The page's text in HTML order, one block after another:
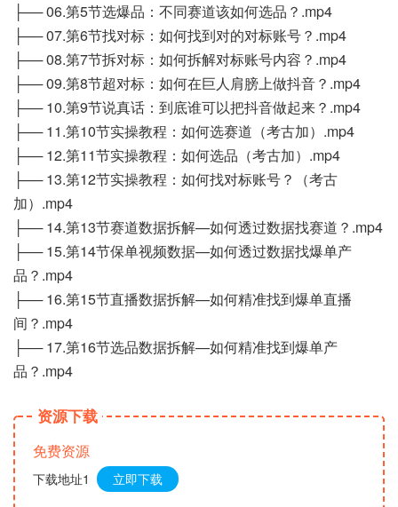
├── 06.第5节选爆品：不同赛道该如何选品？.mp4
├── 07.第6节找对标：如何找到对的对标账号？.mp4
├── 08.第7节拆对标：如何拆解对标账号内容？.mp4
├── 09.第8节超对标：如何在巨人肩膀上做抖音？.mp4
├── 10.第9节说真话：到底谁可以把抖音做起来？.mp4
├── 11.第10节实操教程：如何选赛道（考古加）.mp4
├── 12.第11节实操教程：如何选品（考古加）.mp4
├── 13.第12节实操教程：如何找对标账号？（考古
加）.mp4
├── 14.第13节赛道数据拆解—如何透过数据找赛道？.mp4
├── 15.第14节保单视频数据—如何透过数据找爆单产
品？.mp4
├── 16.第15节直播数据拆解—如何精准找到爆单直播
间？.mp4
├── 17.第16节选品数据拆解—如何精准找到爆单产
品？.mp4
资源下载
免费资源
下载地址1 立即下载